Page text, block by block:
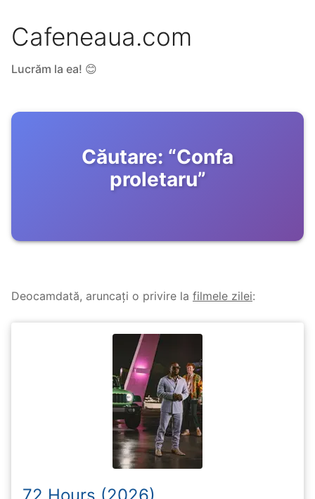
Cafeneaua.com
Lucrăm la ea! 😊
Căutare: “Confa
proletaru”
Deocamdată, aruncați o privire la filmele zilei: